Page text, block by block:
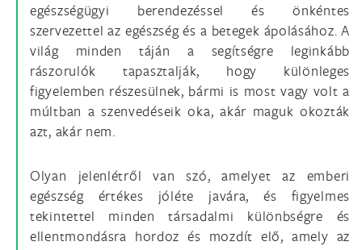
egészségügyi berendezéssel és önkéntes
szervezettel az egészség és a betegek ápolásához. A
világ minden táján a segítségre leginkább
rászorulók tapasztalják, hogy különleges
figyelemben részesülnek, bármi is most vagy volt a
múltban a szenvedéseik oka, akár maguk okozták
azt, akár nem.
Olyan jelenlétről van szó, amelyet az emberi
egészség értékes jóléte javára, és figyelmes
tekintettel minden társadalmi különbségre és
ellentmondásra hordoz és mozdít elő, amely az